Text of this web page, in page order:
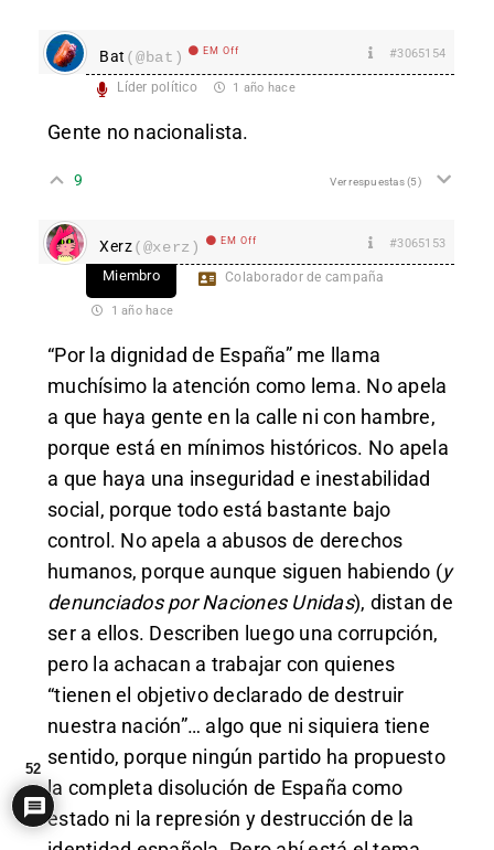
Bat (@bat) EM Off #3065154
Líder político 1 año hace
Gente no nacionalista.
9 Ver respuestas(5)
Xerz(@xerz) EM Off #3065153
Miembro Colaborador de campaña
1 año hace
“Por la dignidad de España” me llama
muchísimo la atención como lema. No apela
a que haya gente en la calle ni con hambre,
porque está en mínimos históricos. No apela
a que haya una inseguridad e inestabilidad
social, porque todo está bastante bajo
control. No apela a abusos de derechos
humanos, porque aunque siguen habiendo (y
denunciados por Naciones Unidas), distan de
ser a ellos. Describen luego una corrupción,
pero la achacan a trabajar con quienes
“tienen el objetivo declarado de destruir
nuestra nación”… algo que ni siquiera tiene
sentido, porque ningún partido ha propuesto
la completa disolución de España como
estado ni la represión y destrucción de la
52